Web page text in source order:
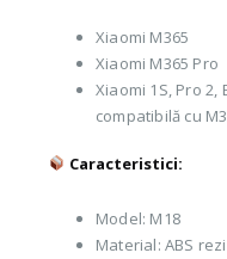
Xiaomi M365
Xiaomi M365 Pro
Xiaomi 1S, Pro
compatibilă cu
Caracteristici:
Model: M18
Material: ABS